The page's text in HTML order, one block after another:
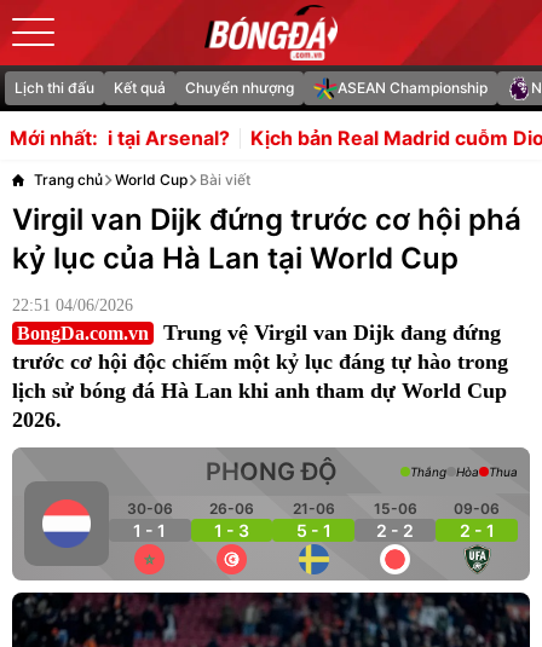
Lịch thi đấu Kết quả Chuyển nhượng ASEAN Championship
Mới nhất:Kịch bản Real Madrid cuỗm Diomande trước mũi
Trang chủ World Cup Bài viết
Virgil van Dijk đứng trước cơ hội phá
kỷ lục của Hà Lan tại World Cup
22:51 04/06/2026
BongDa.com.vn
Trung vệ Virgil van Dijk đang đứng
trước cơ hội độc chiếm một kỷ lục đáng tự hào trong
lịch sử bóng đá Hà Lan khi anh tham dự World Cup
2026.
PHONG ĐỘ
30-06
1 - 1
26-06
1 - 3
21-06
5 - 1
15-06
2 - 2
09-06
2 - 1
Thắng Hòa Thua